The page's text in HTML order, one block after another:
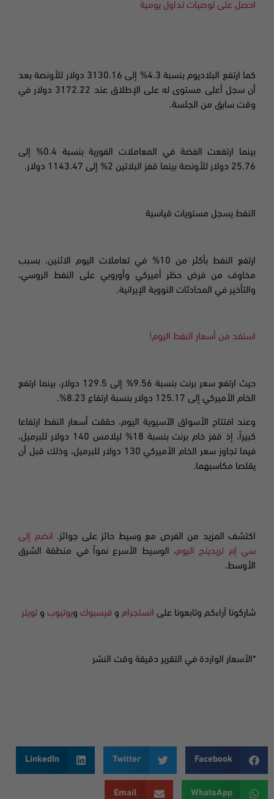
احصل على توصيات تداول يومية
كما ارتفع البلاديوم بنسبة
4.3% إلى 3130.16 دولار للأونصة بعد
أن سجل أعلى مستوى له على الإطلاق عند 3172.22 دولار في
وقت سابق من الجلسة.
بينما ارتفعت الفضة في المعاملات الفورية بنسبة
0.4% إلى
25.76 دولار للأونصة بينما قفز البلاتين 2% إلى 1143.47 دولار.
النفط يسجل مستويات قياسية
ارتفع النفط بأكثر من 10% في تعاملات اليوم الاثنين، بسبب
مخاوف من فرض حظر أميركي وأوروبي على النفط الروسي،
والتأخير في المحادثات النووية الإيرانية.
استفد من أسعار النفط اليوم!
حيث ارتفع سعر برنت
بنسبة 9.56% إلى 129.5 دولار، بينما ارتفع
الخام الأميركي إلى 125.17 دولار بنسبة ارتفاع 8.23
%.
وعند افتتاح الأسواق الآسيوية اليوم، حققت أسعار النفط ارتفاعا
كبيراً، إذ قفز خام برنت بنسبة 18% ليلامس 140 دولار للبرميل،
فيما تجاوز سعر الخام الأميركي 130 دولار للبرميل، وذلك قبل أن
يقلصا مكاسبهما.
اكتشف المزيد من الفرص مع وسيط حائز على جوائز.
انضم إلى
سي إم تريدينج اليوم، الوسيط الأسرع نمواً في منطقة الشرق
الأوسط.
شاركونا آراءكم وتابعونا على انستجرام و فيسبوك ويوتيوب و تويتر
*الأسعار الواردة في التقرير دقيقة وقت النشر
Facebook
Twitter
LinkedIn
WhatsApp
Email